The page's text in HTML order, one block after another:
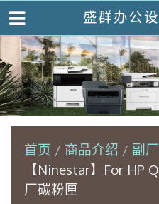
盛群办公
首页 商品介绍 副
【Ninestar】For HP
厂碳粉匣